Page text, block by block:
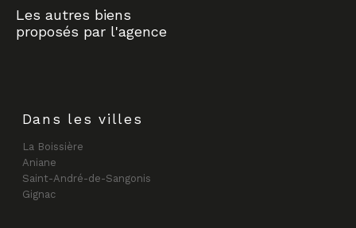
Les autres biens
proposés par l'agence
Dans les villes
La Boissière
Aniane
Saint-André-de-Sangonis
Gignac